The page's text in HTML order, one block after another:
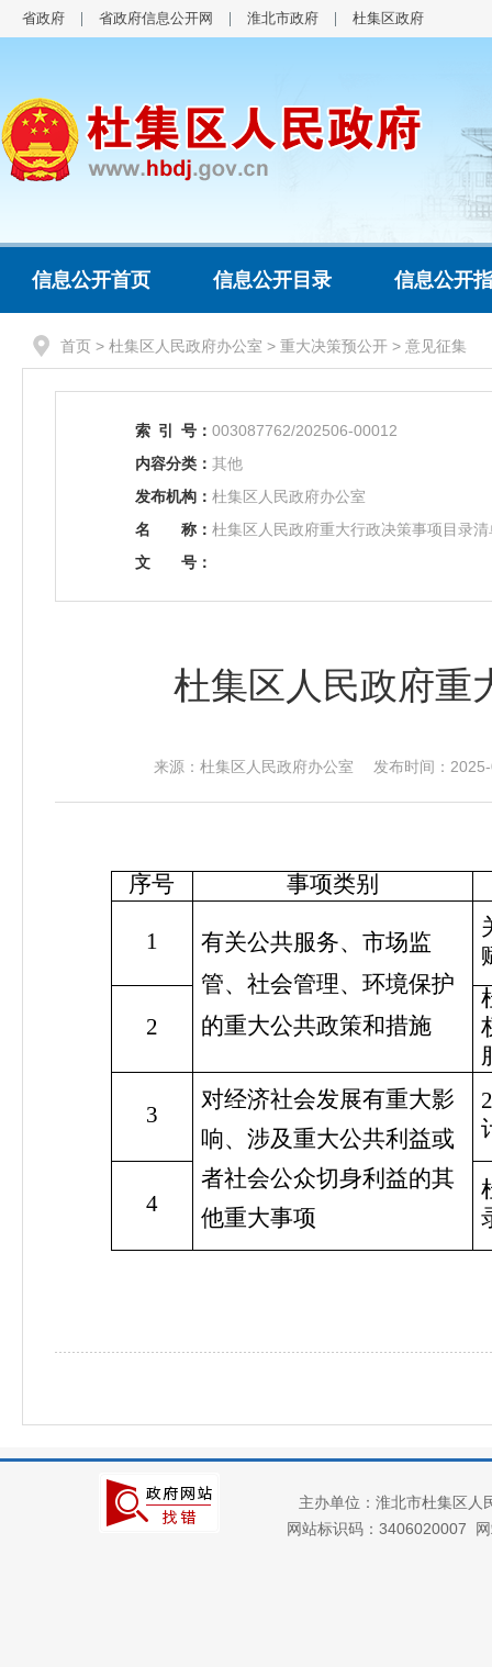
省政府 省政府信息公开网 淮北市政府 杜集区政府
信息公开首页 信息公开目录 信息公开
首页 > 杜集区人民政府办公室 > 重大决策预公开 > 意见征集
索 引 号： 003087762/202506-00012
内容分类： 其他
发布机构： 杜集区人民政府办公室
名
称： 杜集区人民政府重大行政决策事项目录
文
号：
杜集区人民政府重
来源：杜集区人民政府办公室 发布时间：
序号 事项类别
1
有关公共服务、市场监
管、社会管理、环境保护
的重大公共政策和措施
2
3
对经济社会发展有重大影
响、涉及重大公共利益或
者社会公众切身利益的其
他重大事项
4
主办单位：淮北市杜集区
网站标识码：3406020007